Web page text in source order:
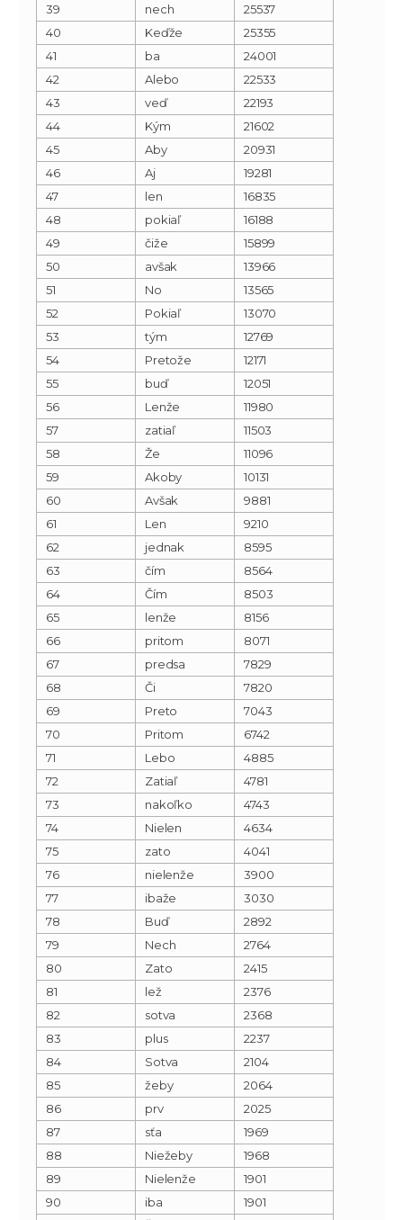
39
nech
25537
40
Keďže
25355
41
ba
24001
42
Alebo
22533
43
veď
22193
44
Kým
21602
45
Aby
20931
46
Aj
19281
47
len
16835
48
pokiaľ
16188
49
čiže
15899
50
avšak
13966
51
No
13565
52
Pokiaľ
13070
53
tým
12769
54
Pretože
12171
55
buď
12051
56
Lenže
11980
57
zatiaľ
11503
58
Že
11096
59
Akoby
10131
60
Avšak
9881
61
Len
9210
62
jednak
8595
63
čím
8564
64
Čím
8503
65
lenže
8156
66
pritom
8071
67
predsa
7829
68
Či
7820
69
Preto
7043
70
Pritom
6742
71
Lebo
4885
72
Zatiaľ
4781
73
nakoľko
4743
74
Nielen
4634
75
zato
4041
76
nielenže
3900
77
ibaže
3030
78
Buď
2892
79
Nech
2764
80
Zato
2415
81
lež
2376
82
sotva
2368
83
plus
2237
84
Sotva
2104
85
žeby
2064
86
prv
2025
87
sťa
1969
88
Niežeby
1968
89
Nielenže
1901
90
iba
1901